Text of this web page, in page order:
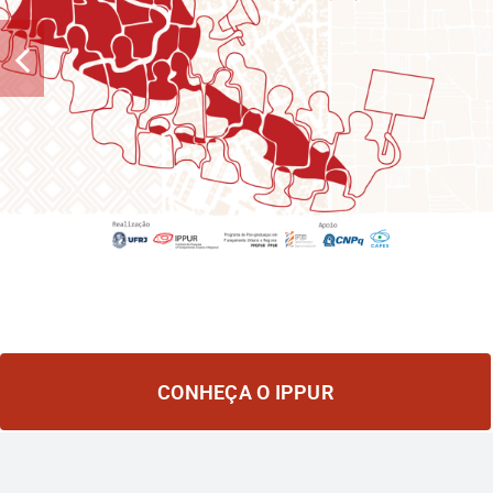
IPPUR!
CONHEÇA O IPPUR